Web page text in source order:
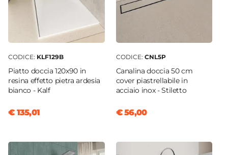
Regolabile
Larghezza Da - A
90 cm| 88 cm
Estensibile
Larghezza Massima
Profondità Massima
CODICE: KLF129B
Piatto doccia 120x90 in
resina effetto pietra ardesia
bianco - Kalf
€ 135,01
CODICE: CNL5P
Canalina doccia 50 cm
cover piastrellabile in
acciaio inox - Stiletto
€ 56,00